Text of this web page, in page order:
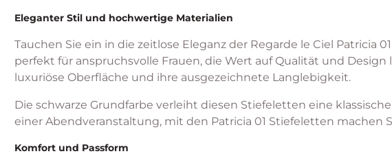
Eleganter Stil und hochwertige Materialien
Tauchen Sie ein in die zeitlose Eleganz der Regarde le Ciel
perfekt für anspruchsvolle Frauen, die Wert auf Qualität und
luxuriöse Oberfläche und ihre ausgezeichnete Langlebigkeit.
Die schwarze Grundfarbe verleiht diesen Stiefeletten eine
einer Abendveranstaltung, mit den Patricia 01 Stiefeletten machen
Komfort und Passform